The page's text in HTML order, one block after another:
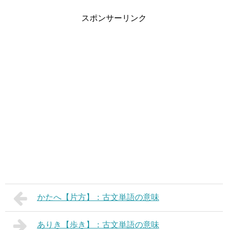
スポンサーリンク
かたへ【片方】：古文単語の意味
ありき【歩き】：古文単語の意味